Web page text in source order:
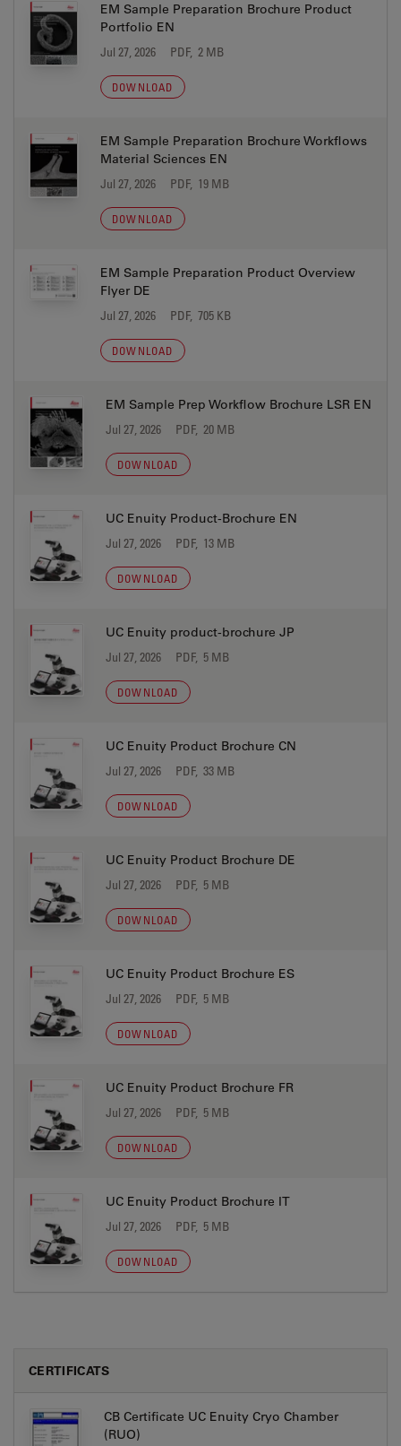
EM Sample Preparation Brochure Product
Portfolio EN
Jul 27, 2026 PDF, 2 MB
DOWNLOAD
EM Sample Preparation Brochure Workflows
Material Sciences EN
Jul 27, 2026 PDF, 19 MB
DOWNLOAD
EM Sample Preparation Product Overview
Flyer DE
Jul 27, 2026 PDF, 705 KB
DOWNLOAD
EM Sample Prep Workflow Brochure LSR EN
Jul 27, 2026 PDF, 20 MB
DOWNLOAD
UC Enuity Product-Brochure EN
Jul 27, 2026 PDF, 13 MB
DOWNLOAD
UC Enuity product-brochure JP
Jul 27, 2026 PDF, 5 MB
DOWNLOAD
UC Enuity Product Brochure CN
Jul 27, 2026 PDF, 33 MB
DOWNLOAD
UC Enuity Product Brochure DE
Jul 27, 2026 PDF, 5 MB
DOWNLOAD
UC Enuity Product Brochure ES
Jul 27, 2026 PDF, 5 MB
DOWNLOAD
UC Enuity Product Brochure FR
Jul 27, 2026 PDF, 5 MB
DOWNLOAD
UC Enuity Product Brochure IT
Jul 27, 2026 PDF, 5 MB
DOWNLOAD
CERTIFICATS
CB Certificate UC Enuity Cryo Chamber
(RUO)